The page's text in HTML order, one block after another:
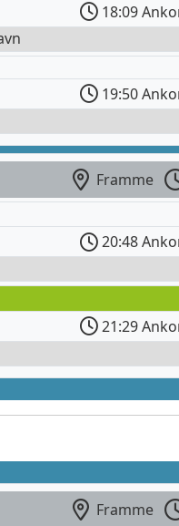
18:09
19:50
Framme
20:48
21:29
Framme